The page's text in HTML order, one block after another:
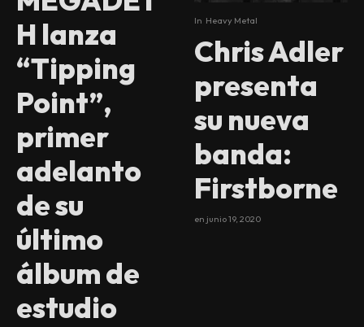
H lanza
“Tipping
Point”,
primer
adelanto
de su
último
álbum de
estudio
In Heavy Metal
Chris Adler
presenta
su nueva
banda:
Firstborne
en junio 19, 2020